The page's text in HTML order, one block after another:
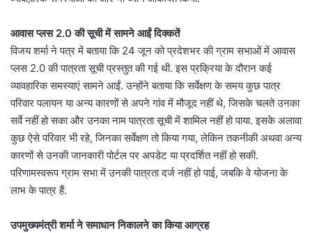
आवास प्लस 2.0 की सूची में सामने आईं दिक्कतें
विजय शर्मा ने पत्र में बताया कि 24 जून को प्रदेशभर की ग्राम सभाओं में आवास
प्लस 2.0 की पात्रता सूची प्रस्तुत की गई थी. इस प्रक्रिया के दौरान कई
व्यावहारिक समस्याएं सामने आईं. उन्होंने बताया कि सर्वेक्षण के समय कुछ पात्र
परिवार पलायन या अन्य कारणों से अपने गांव में मौजूद नहीं थे, जिसके चलते उनका
सर्वे नहीं हो सका और उनका नाम पात्रता सूची में शामिल नहीं हो पाया. इसके अलावा
कुछ ऐसे परिवार भी रहे, जिनका सर्वेक्षण तो किया गया, लेकिन तकनीकी अथवा अन्य
कारणों से उनकी जानकारी पोर्टल पर अपडेट या प्रदर्शित नहीं हो सकी.
परिणामस्वरूप ग्राम सभा में उनकी पात्रता दर्ज नहीं हो पाई, जबकि वे योजना के
लाभ के पात्र हैं.
उपमुख्यमंत्री शर्मा ने समाधान निकालने का किया आग्रह